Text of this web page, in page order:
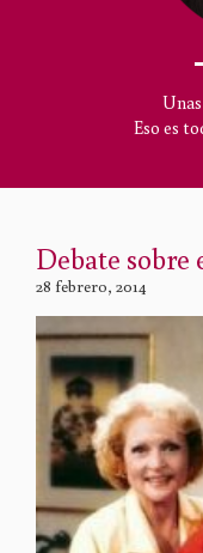
Eso es
Debate sobre
28 febrero, 2014